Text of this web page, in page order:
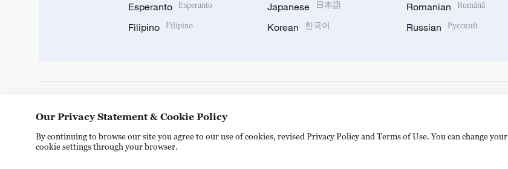
Esperanto Esperanto
Filipino Filipino
Japanese 日本語
Korean 한국어
Romanian Română
Russian Русский
Our Privacy Statement & Cookie Policy
By continuing to browse our site you agree to our use of cookies, revised Privacy Policy and Terms of Use. You can change your
cookie settings through your browser.